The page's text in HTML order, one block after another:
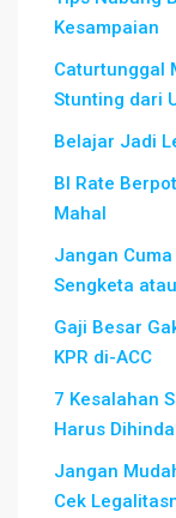
Kesampaian
Caturtunggal
Stunting dari
Belajar Jadi
BI Rate
Mahal
Jangan
Sengketa
Gaji Besar
KPR di-ACC
7 Kesalahan
Harus
Jangan
Cek